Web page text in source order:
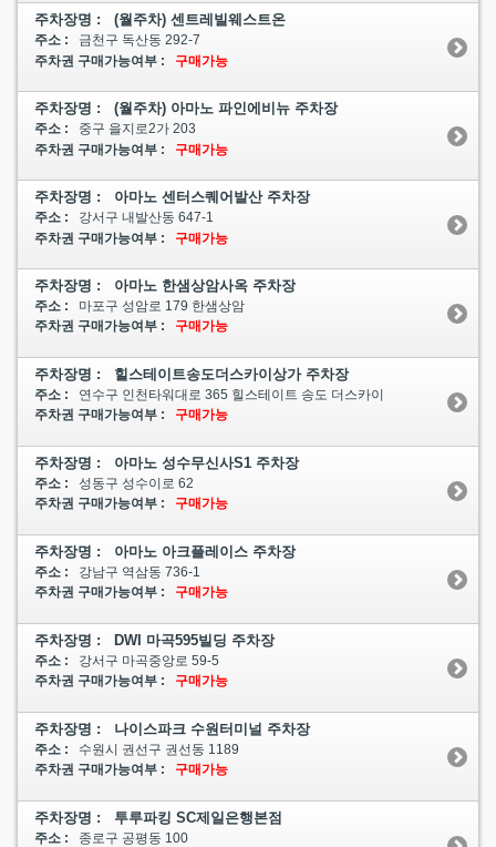
주차장명 : (월주차) 센트레빌웨스트온
주소 :
금천구 독산동 292-7
주차권 구매가능여부 :
구매가능
주차장명 : (월주차) 아마노 파인에비뉴 주차장
주소 :
중구 을지로2가 203
주차권 구매가능여부 :
구매가능
주차장명 : 아마노 센터스퀘어발산 주차장
주소 :
강서구 내발산동 647-1
주차권 구매가능여부 :
구매가능
주차장명 : 아마노 한샘상암사옥 주차장
주소 :
마포구 성암로 179 한샘상암
주차권 구매가능여부 :
구매가능
주차장명 : 힐스테이트송도더스카이상가 주차장
주소 :
연수구 인천타워대로 365 힐스테이트 송도 더스카이
주차권 구매가능여부 :
구매가능
주차장명 : 아마노 성수무신사S1 주차장
주소 :
성동구 성수이로 62
주차권 구매가능여부 :
구매가능
주차장명 : 아마노 아크플레이스 주차장
주소 :
강남구 역삼동 736-1
주차권 구매가능여부 :
구매가능
주차장명 : DWI 마곡595빌딩 주차장
주소 :
강서구 마곡중앙로 59-5
주차권 구매가능여부 :
구매가능
주차장명 : 나이스파크 수원터미널 주차장
주소 :
수원시 권선구 권선동 1189
주차권 구매가능여부 :
구매가능
주차장명 : 투루파킹 SC제일은행본점
주소 :
종로구 공평동 100